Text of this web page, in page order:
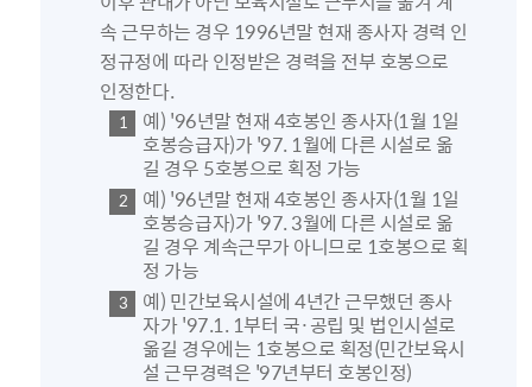
속 근무하는 경우 1996년말 현재 종사자 경력 인
정규정에 따라 인정받은 경력을 전부 호봉으로
인정한다.
예) '96년말 현재 4호봉인 종사자(1월 1일
호봉승급자)가 '97. 1월에 다른 시설로 옮
길 경우 5호봉으로 획정 가능
예) '96년말 현재 4호봉인 종사자(1월 1일
호봉승급자)가 '97. 3월에 다른 시설로 옮
길 경우 계속근무가 아니므로 1호봉으로 획
정 가능
예) 민간보육시설에 4년간 근무했던 종사
자가 '97.1. 1부터 국·공립 및 법인시설로
옮길 경우에는 1호봉으로 획정(민간보육시
설 근무경력은 '97년부터 호봉인정)